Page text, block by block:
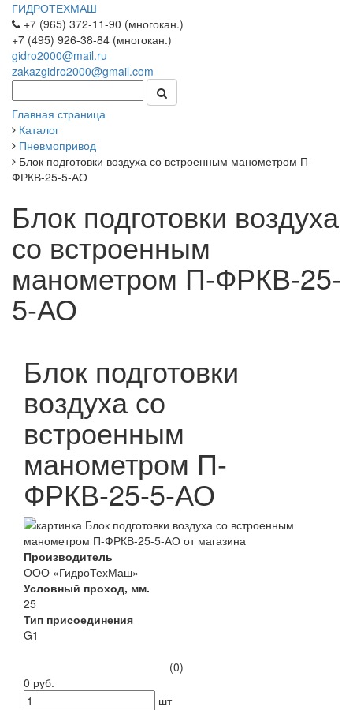
ГИДРОТЕХМАШ
+7 (965) 372-11-90 (многокан.)
+7 (495) 926-38-84 (многокан.)
gidro2000@mail.ru
zakazgidro2000@gmail.com
Главная страница
Каталог
Пневмопривод
Блок подготовки воздуха со встроенным манометром П-
ФРКВ-25-5-АО
Блок подготовки воздуха
со встроенным
манометром П-ФРКВ-25-
5-АО
Блок подготовки
воздуха со
встроенным
манометром П-
ФРКВ-25-5-АО
Производитель
ООО «ГидроТехМаш»
Условный проход, мм.
25
Тип присоединения
G1
(0)
0 руб.
шт